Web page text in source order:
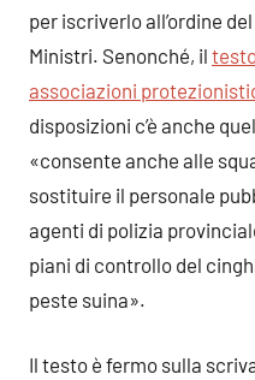
per iscriverlo all’ordine
Ministri. Senonché, il
associazioni
disposizioni c’è anche
«consente anche alle
sostituire il personale
agenti di polizia
piani di controllo del
peste suina».
Il testo è fermo sulla